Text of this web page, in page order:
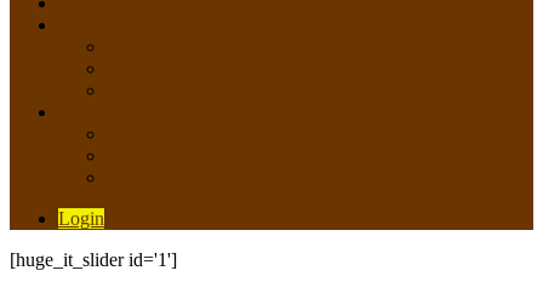
Login
[huge_it_slider id='1']